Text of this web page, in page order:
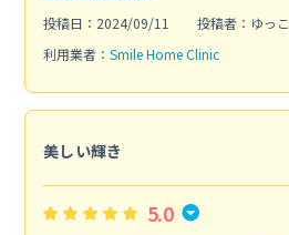
投稿日：2024/09/11
投稿者：ゆっこ
利用業者： Smile Home Clinic
美しい輝き
5.0